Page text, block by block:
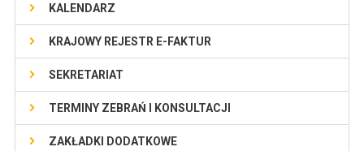
KALENDARZ
KRAJOWY REJESTR E-FAKTUR
SEKRETARIAT
TERMINY ZEBRAŃ I KONSULTACJI
ZAKŁADKI DODATKOWE